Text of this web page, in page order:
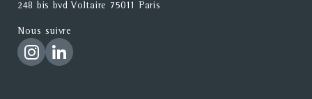
248 bis bvd Voltaire 75011 Paris
Nous suivre